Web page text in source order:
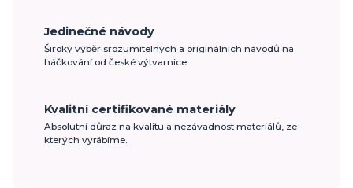
Jedinečné návody
Široký výběr srozumitelných a originálních návodů na
háčkování od české výtvarnice.
Kvalitní certifikované materiály
Absolutní důraz na kvalitu a nezávadnost materiálů, ze
kterých vyrábíme.